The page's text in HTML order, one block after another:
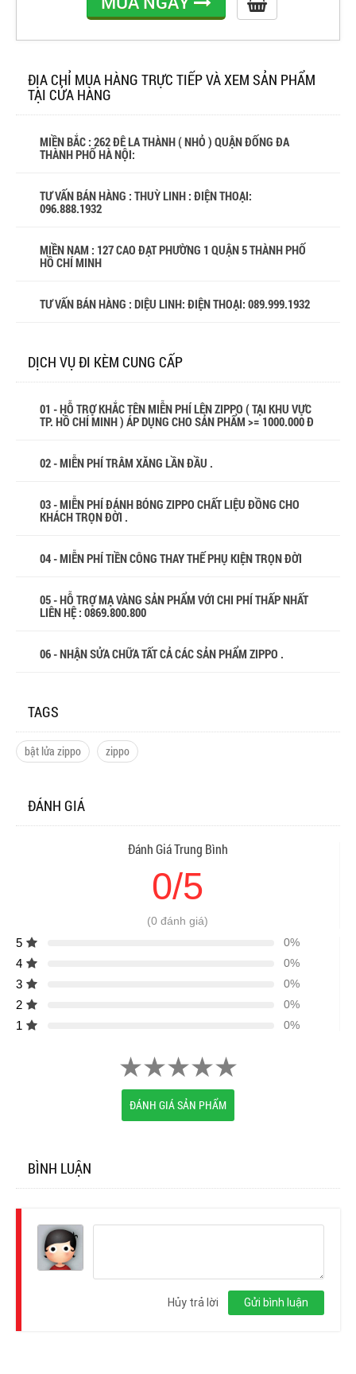
ĐỊA CHỈ MUA HÀNG TRỰC TIẾP VÀ XEM SẢN PHẨM
TẠI CỬA HÀNG
MIỀN BẮC : 262 ĐÊ LA THÀNH ( NHỎ ) QUẬN ĐỐNG ĐA
THÀNH PHỐ HÀ NỘI:
TƯ VẤN BÁN HÀNG : THUỲ LINH : ĐIỆN THOẠI:
096.888.1932
MIỀN NAM : 127 CAO ĐẠT PHƯỜNG 1 QUẬN 5 THÀNH PHỐ
HỒ CHÍ MINH
TƯ VẤN BÁN HÀNG : DIỆU LINH: ĐIỆN THOẠI: 089.999.1932
DỊCH VỤ ĐI KÈM CUNG CẤP
01 - HỖ TRỢ KHẮC TÊN MIỄN PHÍ LÊN ZIPPO ( TẠI KHU VỰC
TP. HỒ CHÍ MINH ) ÁP DỤNG CHO SẢN PHẨM >= 1000.000 Đ
02 - MIỄN PHÍ TRÂM XĂNG LẦN ĐẦU .
03 - MIỄN PHÍ ĐÁNH BÓNG ZIPPO CHẤT LIỆU ĐỒNG CHO
KHÁCH TRỌN ĐỜI .
04 - MIỄN PHÍ TIỀN CÔNG THAY THẾ PHỤ KIỆN TRỌN ĐỜI
05 - HỖ TRỢ MẠ VÀNG SẢN PHẨM VỚI CHI PHÍ THẤP NHẤT
LIÊN HỆ : 0869.800.800
06 - NHẬN SỬA CHỮA TẤT CẢ CÁC SẢN PHẨM ZIPPO .
TAGS
bật lửa zippo zippo
ĐÁNH GIÁ
Đánh Giá Trung Bình
0/5
(0 đánh giá)
5 0%
4 0%
3 0%
2 0%
1 0%
ĐÁNH GIÁ SẢN PHẨM
BÌNH LUẬN
Gửi bình luận
Hủy trả lời